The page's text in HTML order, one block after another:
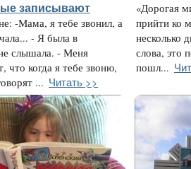
записывают
-Мама, я тебе звонил, а
- Я была в
слышала. - Меня
что когда я тебе звоню,
... Читать >>
«Дорогая
прийти ко
несколько
слова, это
пошл...